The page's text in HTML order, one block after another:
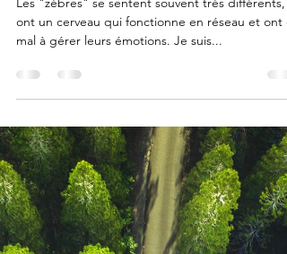
delflavabre
4 janv. 2021
1 min de lecture
Vous ou votre enfant êtes haut potentiel
(HPI) et souhaitez consulter en ligne?
Les "zèbres" se sentent souvent très différents,
ont un cerveau qui fonctionne en réseau et ont
mal à gérer leurs émotions. Je suis...